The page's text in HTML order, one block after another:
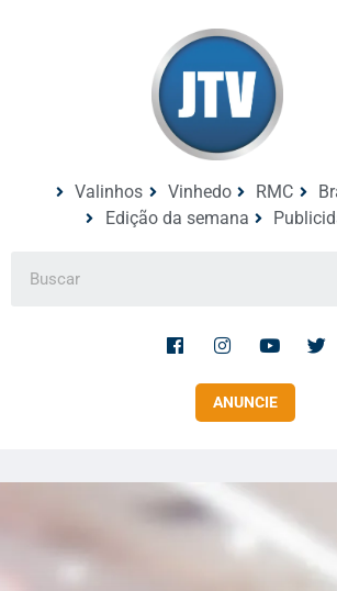
Valinhos Vinhedo RMC
Edição da semana
ANUNCIE